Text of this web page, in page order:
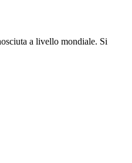
a livello mondiale. Si